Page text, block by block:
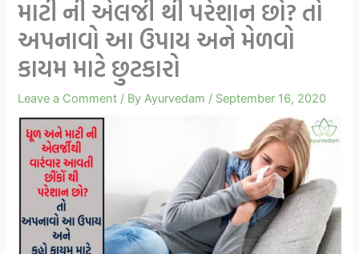
માટી ની એલર્જી થી પરેશાન છો? તો
અપનાવો આ ઉપાય અને મેળવો
કાયમ માટે છુટકારો
Leave a Comment / ByAyurvedam / September 16, 2020